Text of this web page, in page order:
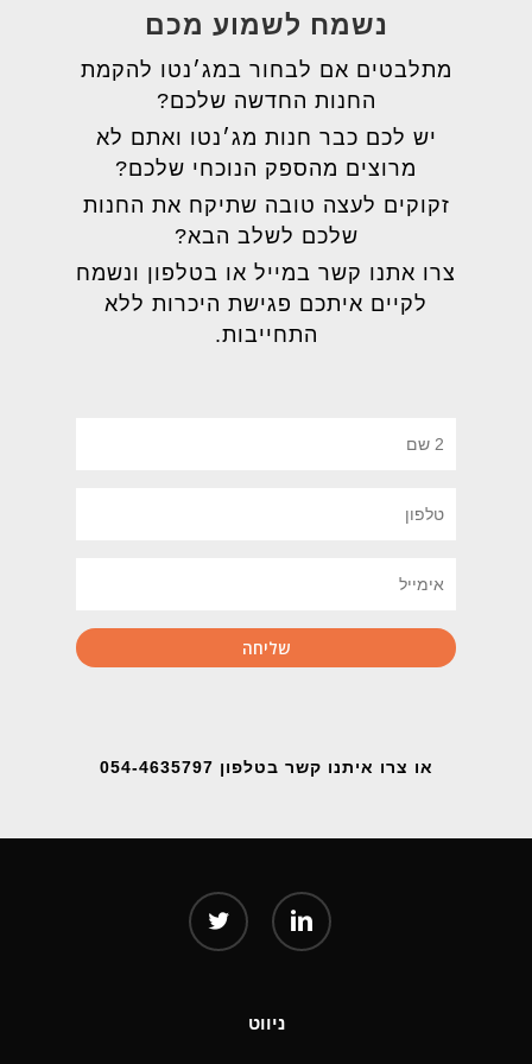
נשמח לשמוע מכם
מתלבטים אם לבחור במג׳נטו להקמת
החנות החדשה שלכם?
יש לכם כבר חנות מג׳נטו ואתם לא
מרוצים מהספק הנוכחי שלכם?
זקוקים לעצה טובה שתיקח את החנות
שלכם לשלב הבא?
צרו אתנו קשר במייל או בטלפון ונשמח
לקיים איתכם פגישת היכרות ללא
התחייבות.
או צרו איתנו קשר בטלפון 054-4635797
twitter linkedin
ניווט